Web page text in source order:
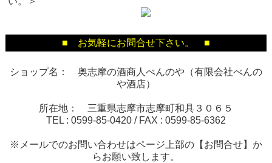
■ お気軽にお問合せ下さい。 ■
ショップ名： 奥志摩の酒商人べんのや（有限会社べんの
や酒店）
所在地： 三重県志摩市志摩町和具３０６５
TEL : 0599-85-0420 / FAX : 0599-85-6362
※メールでのお問い合わせはページ上部の【お問合せ】か
らお願い致します。